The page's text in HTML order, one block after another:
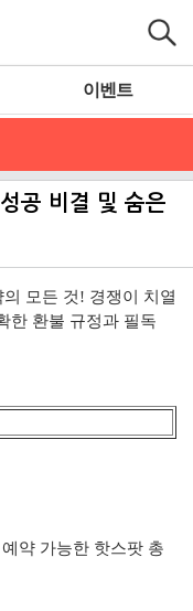
이벤트
공 비결 및 숨은
의 모든 것! 경쟁이 치열
한 환불 규정과 필독
약 가능한 핫스팟 총